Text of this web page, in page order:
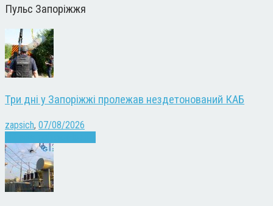
Пульс Запоріжжя
Три дні у Запоріжжі пролежав нездетонований КАБ
zapsich, 07/08/2026